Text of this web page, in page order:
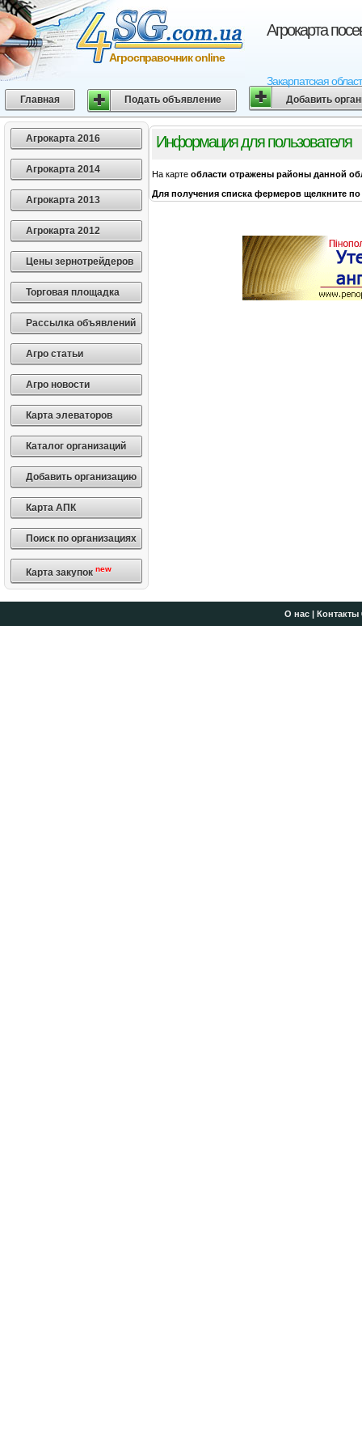
Агрокарта
Закарпатская
Агросправочник online
Главная Подать объявление Добавить
Агрокарта 2016
Агрокарта 2014
Агрокарта 2013
Агрокарта 2012
Цены зернотрейдеров
Торговая площадка
Рассылка объявлений
Агро статьи
Агро новости
Карта элеваторов
Каталог организаций
Добавить организацию
Карта АПК
Поиск по организациях
Карта закупок new
Информация для пользователя
На карте области отражены районы данной
Для получения списка фермеров щелкните по
О нас| Контакты